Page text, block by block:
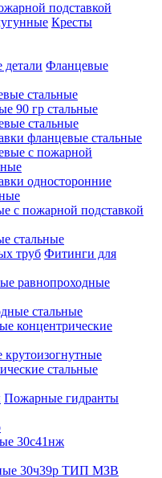
подставкой
Кресты
Фланцевые
стальные
90 гр стальные
стальные
фланцевые стальные
с пожарной
односторонние
с пожарной подставкой
стальные
Фитинги для
равнопроходные
стальные
концентрические
стальные
Пожарные гидранты
30с41нж
30ч39р ТИП МЗВ